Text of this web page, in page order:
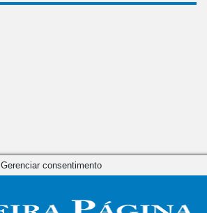
Gerenciar consentimento